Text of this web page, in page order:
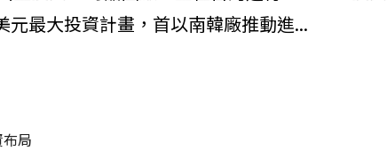
最大投資計畫，首以南韓廠推動進...
局